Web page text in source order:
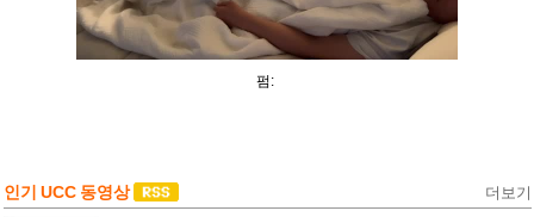
펌:
인기 UCC 동영상 더보기